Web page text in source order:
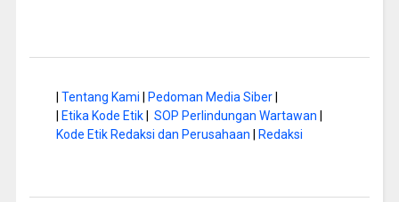
| Tentang Kami | Pedoman Media Siber|
| Etika Kode Etik| SOP Perlindungan Wartawan |
Kode Etik Redaksi dan Perusahaan | Redaksi